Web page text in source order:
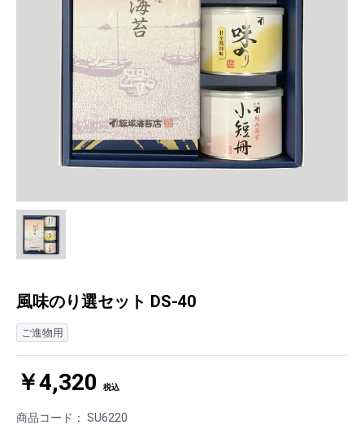
風味のり選セット DS-40
ご進物用
￥4,320 税込
商品コード： SU6220